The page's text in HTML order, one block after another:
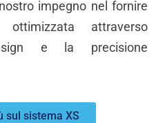
impegno nel fornire
ottimizzata attraverso
e la precisione
sul sistema XS